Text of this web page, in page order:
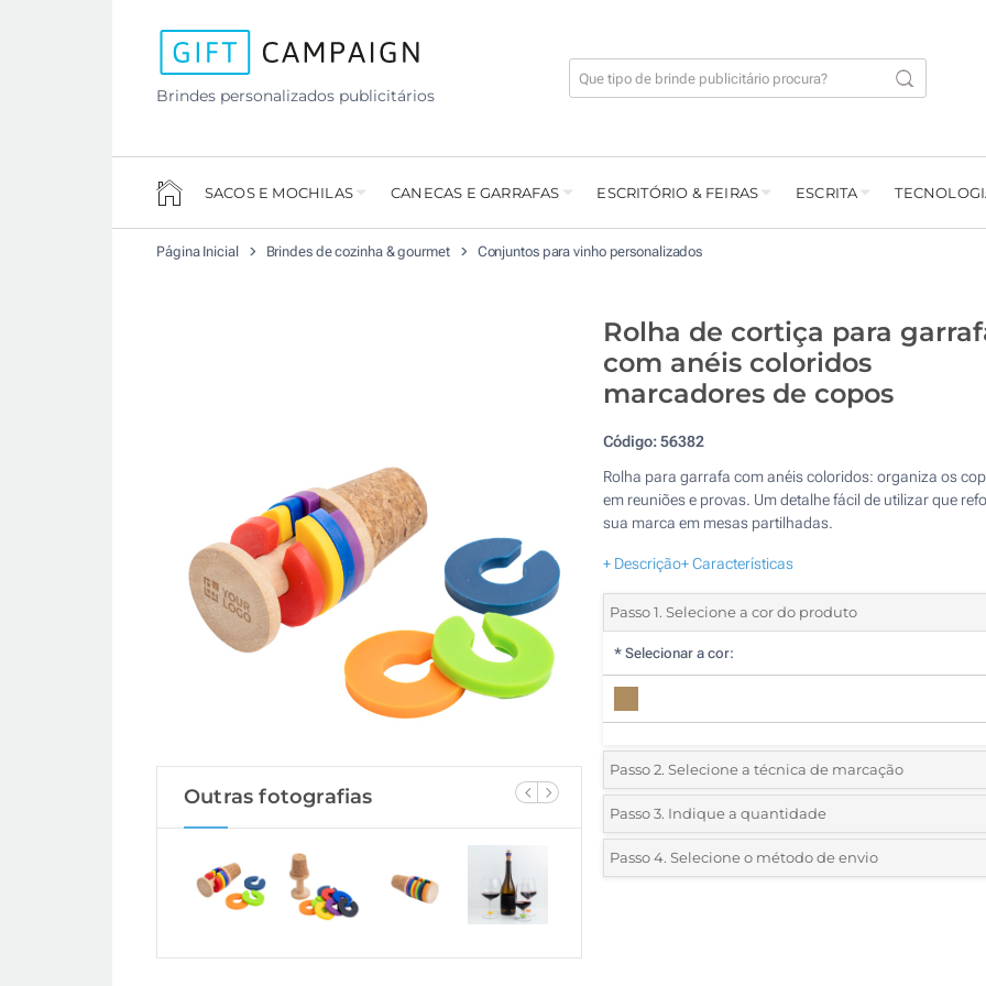
Brindes personalizados publicitários
SACOS E MOCHILAS CANECAS E GARRAFAS ESCRITÓRIO & FEIRAS ESCRITA
Página Inicial Brindes de cozinha & gourmet Conjuntos para vinho personalizados
Outras fotografias
Rolha de cortiça para
com anéis coloridos
marcadores de copos
Código:56382
Rolha para garrafa com anéis coloridos: organiza os
em reuniões e provas. Um detalhe fácil de utilizar que
sua marca em mesas partilhadas.
+ Descrição+ Características
Passo 1. Selecione a cor do produto
* Selecionar a cor:
Passo 2. Selecione a técnica de marcação
*Selecione o tipo de marcação e as cores do logotipo:
1 Cor (Parte superior)
Passo 3. Indique a quantidade
*Quantidade mínima:25
Passo 4. Selecione o método de envio